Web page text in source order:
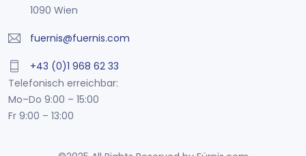
1090 Wien
fuernis@fuernis.com
+43 (0)1 968 62 33
Telefonisch erreichbar:
Mo–Do 9:00 – 15:00
Fr 9:00 – 13:00